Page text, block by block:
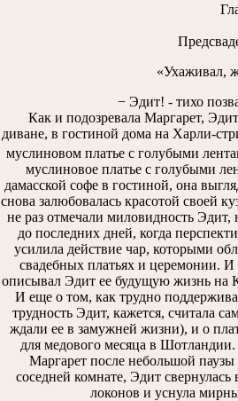
«Ухаживал,
− Эдит! - тихо
Как и подозревала Маргарет,
диване, в гостиной дома на Харли-
муслиновом платье с голубыми
муслиновое платье с голубыми
дамасской софе в гостиной, она
снова залюбовалась красотой своей
не раз отмечали миловидность
до последних дней, когда
усилила действие чар, которыми
свадебных платьях и церемонии.
описывал Эдит ее будущую жизнь на
И еще о том, как трудно
трудность Эдит, кажется, считала
ждали ее в замужней жизни), и о
для медового месяца в
Маргарет после небольшой
соседней комнате, Эдит
локонов и уснула